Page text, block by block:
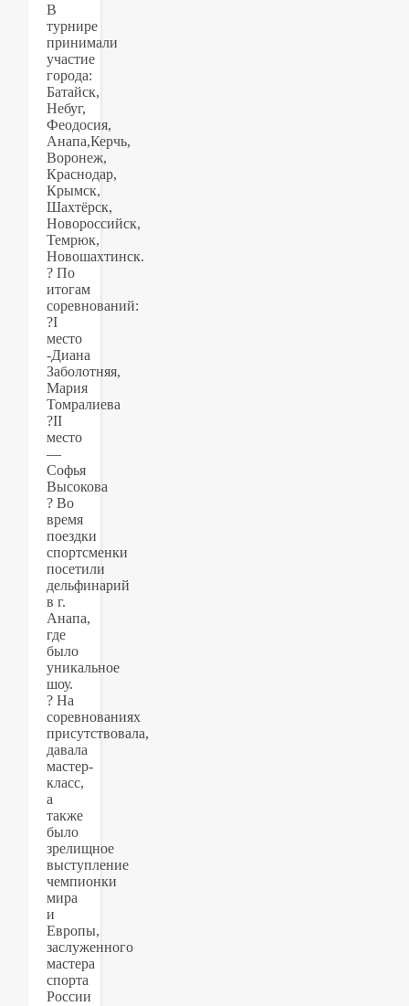
В
турнире
принимали
участие
города:
Батайск,
Небуг,
Феодосия,
Анапа,Керчь,
Воронеж,
Краснодар,
Крымск,
Шахтёрск,
Новороссийск,
Темрюк,
Новошахтинск.
?️ По
итогам
соревнований:
?I
место
-Диана
Заболотняя,
Мария
Томралиева
?II
место
—
Софья
Высокова
? Во
время
поездки
спортсменки
посетили
дельфинарий
в г.
Анапа,
где
было
уникальное
шоу.
? На
соревнованиях
присутствовала,
давала
мастер-
класс,
а
также
было
зрелищное
выступление
чемпионки
мира
и
Европы,
заслуженного
мастера
спорта
России